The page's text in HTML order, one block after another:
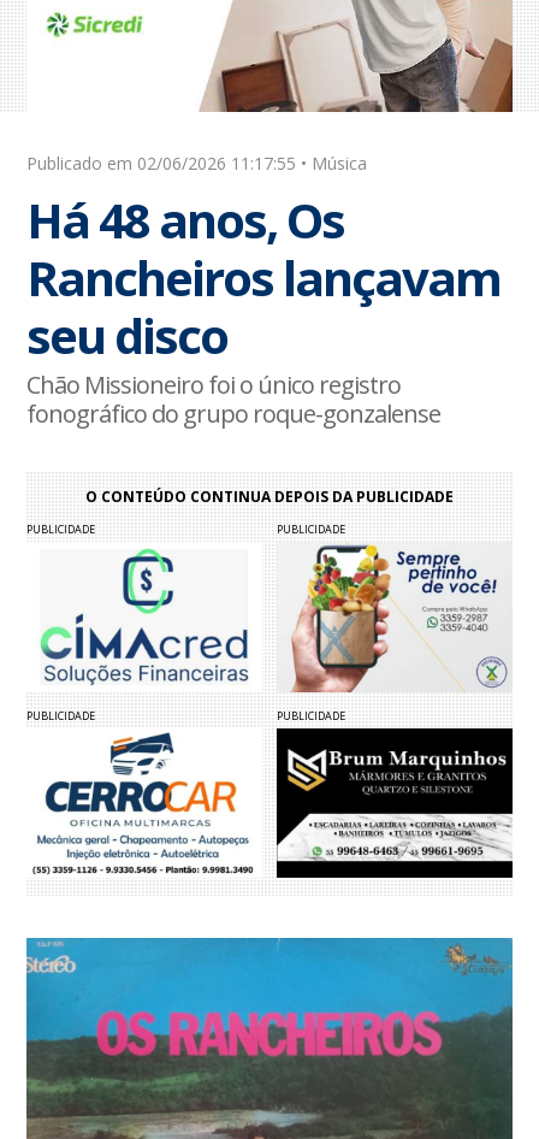
Publicado em 02/06/2026 11:17:55 • Música
Há 48 anos, Os
Rancheiros lançavam
seu disco
Chão Missioneiro foi o único registro
fonográfico do grupo roque-gonzalense
O CONTEÚDO CONTINUA DEPOIS DA PUBLICIDADE
PUBLICIDADE PUBLICIDADE
PUBLICIDADE PUBLICIDADE